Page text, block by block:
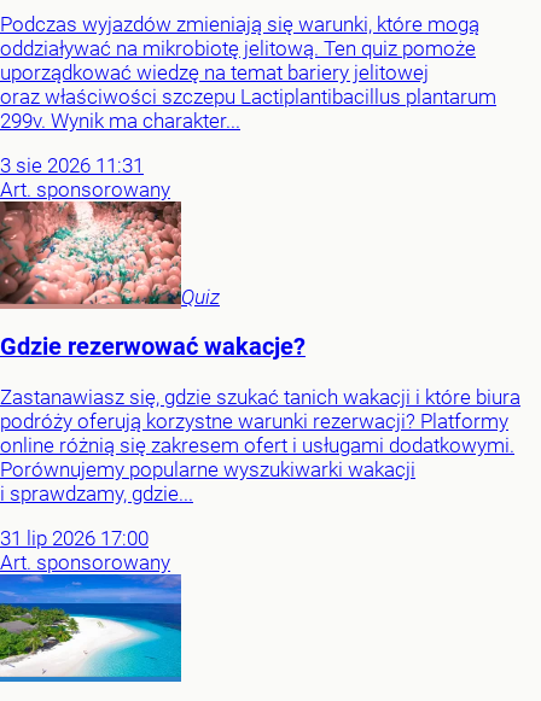
Podczas wyjazdów zmieniają się warunki, które mogą
oddziaływać na mikrobiotę jelitową. Ten quiz pomoże
uporządkować wiedzę na temat bariery jelitowej
oraz właściwości szczepu Lactiplantibacillus plantarum
299v. Wynik ma charakter...
3 sie 2026 11:31
Art. sponsorowany
Quiz
Gdzie rezerwować wakacje?
Zastanawiasz się, gdzie szukać tanich wakacji i które biura
podróży oferują korzystne warunki rezerwacji? Platformy
online różnią się zakresem ofert i usługami dodatkowymi.
Porównujemy popularne wyszukiwarki wakacji
i sprawdzamy, gdzie...
31 lip 2026 17:00
Art. sponsorowany